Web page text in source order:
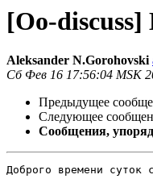
[Oo-discuss]
Aleksander N.Gorohovski
Сб Фев 16 17:56:04 MSK
Предыдущее
Следующее
Сообщения,
Доброго времени суток